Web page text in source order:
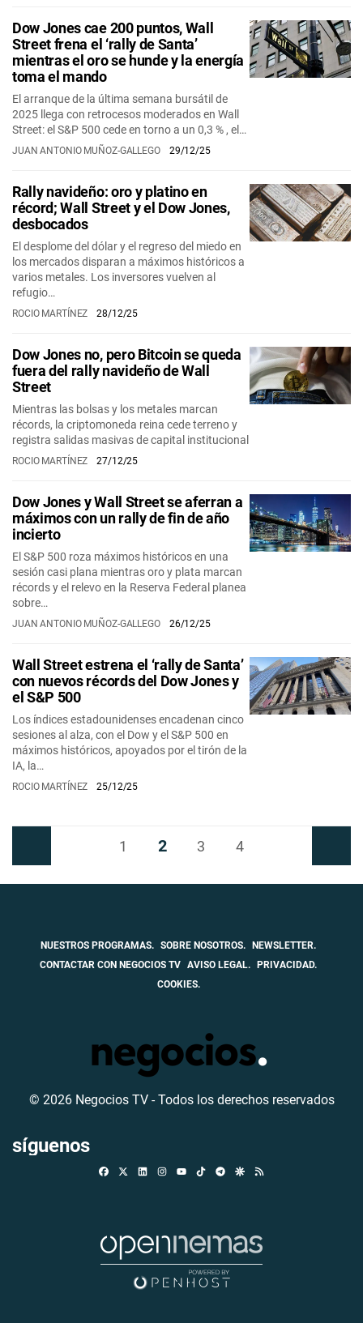
Dow Jones cae 200 puntos, Wall
Street frena el ‘rally de Santa’
mientras el oro se hunde y la energía
toma el mando
El arranque de la última semana bursátil de
2025 llega con retrocesos moderados en Wall
Street: el S&P 500 cede en torno a un 0,3 % , el…
JUAN ANTONIO MUÑOZ-GALLEGO 29/12/25
Rally navideño: oro y platino en
récord; Wall Street y el Dow Jones,
desbocados
El desplome del dólar y el regreso del miedo en
los mercados disparan a máximos históricos a
varios metales. Los inversores vuelven al
refugio…
ROCIO MARTÍNEZ 28/12/25
Dow Jones no, pero Bitcoin se queda
fuera del rally navideño de Wall
Street
Mientras las bolsas y los metales marcan
récords, la criptomoneda reina cede terreno y
registra salidas masivas de capital institucional
ROCIO MARTÍNEZ 27/12/25
Dow Jones y Wall Street se aferran a
máximos con un rally de fin de año
incierto
El S&P 500 roza máximos históricos en una
sesión casi plana mientras oro y plata marcan
récords y el relevo en la Reserva Federal planea
sobre…
JUAN ANTONIO MUÑOZ-GALLEGO 26/12/25
Wall Street estrena el ‘rally de Santa’
con nuevos récords del Dow Jones y
el S&P 500
Los índices estadounidenses encadenan cinco
sesiones al alza, con el Dow y el S&P 500 en
máximos históricos, apoyados por el tirón de la
IA, la…
ROCIO MARTÍNEZ 25/12/25
1 2 3 4
NUESTROS PROGRAMAS. SOBRE NOSOTROS.
NEWSLETTER.
CONTACTAR CON NEGOCIOS TV AVISO LEGAL.
PRIVACIDAD.
COOKIES.
© 2026 Negocios TV - Todos los derechos reservados
síguenos
FacebookLinkedinInstagramTikTokTelegramGoogle Discover